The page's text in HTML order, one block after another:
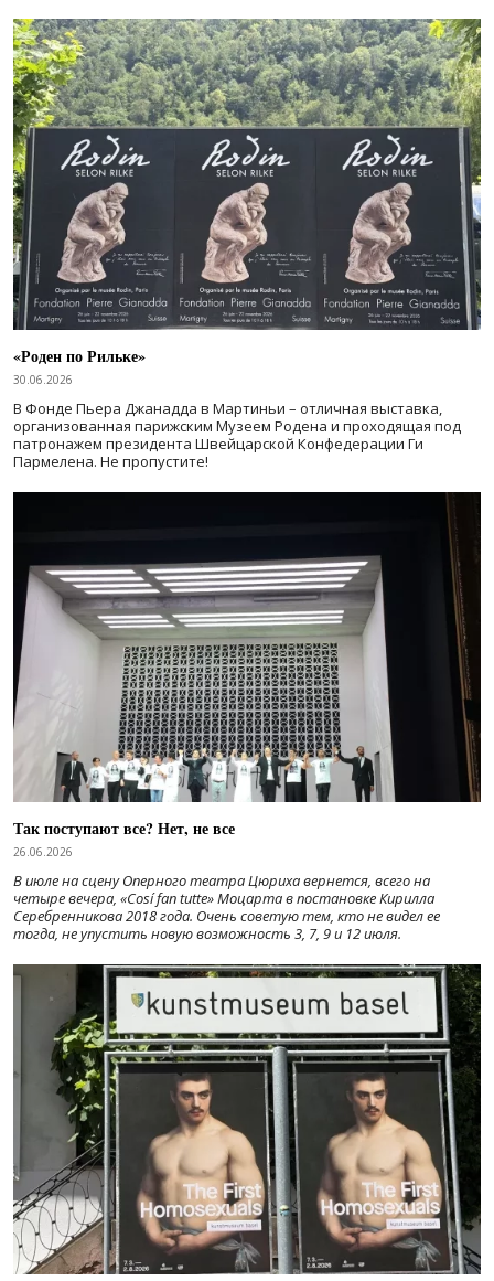
«Роден по Рильке»
30.06.2026
В Фонде Пьера Джанадда в Мартиньи – отличная выставка,
организованная парижским Музеем Родена и проходящая под
патронажем президента Швейцарской Конфедерации Ги
Пармелена. Не пропустите!
Так поступают все? Нет, не все
26.06.2026
В июле на сцену Оперного театра Цюриха вернется, всего на
четыре вечера, «Cosí fan tutte» Моцарта в постановке Кирилла
Серебренникова 2018 года. Очень советую тем, кто не видел ее
тогда, не упустить новую возможность 3, 7, 9 и 12 июля.